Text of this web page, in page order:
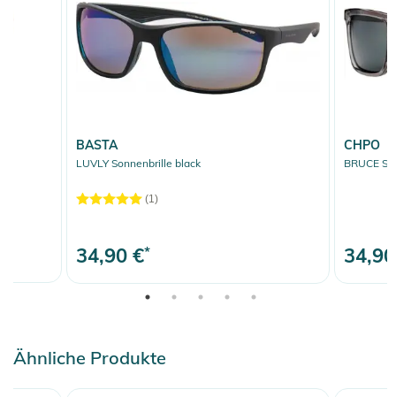
BASTA
LUVLY Sonnenbrille black
(1)
34,90 €*
CHPO
BRUCE
Ähnliche Produkte